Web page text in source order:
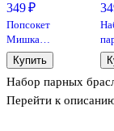
Набор парных
Перейти к
349 ₽
Попсокет
Мишка
перламутр
(ПВХ) (6,5
см),
Bookvalno
Купить